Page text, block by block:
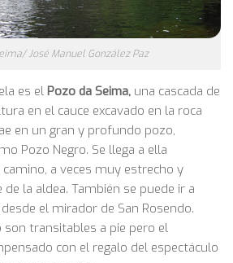
José Manuel González Paz
es el Pozo da Seima, una cascada de
en el cauce excavado en la roca
en un gran y profundo pozo,
Pozo Negro. Se llega a ella
a veces muy estrecho y
la aldea. También se puede ir a
el mirador de San Rosendo.
transitables a pie pero el
con el regalo del espectáculo